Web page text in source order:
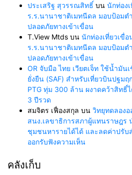
ประเสริฐ สุวรรณสิทธิ์ บน นักท่อง
ร.ร.นานาชาติเมทนีดล มอบป้อมต
ปลอดภัยทางเข้าเขื่อน
T.View Mtds บน นักท่องเที่ยวเขื่
ร.ร.นานาชาติเมทนีดล มอบป้อมต
ปลอดภัยทางเข้าเขื่อน
OR จับมือ ไทย เวียตเจ็ท ใช้น้ำมัน
ยั่งยืน (SAF) สำหรับเที่ยวบินปฐมฤ
PTG ทุ่ม 300 ล้าน ผงาดคว้าสิทธิ์ไ
3 ปีรวด
สมจิตร เฟื่องสกุล บน วิทยุทดลองอ
สนง.เลขาธิการสภาผู้แทนราษฎร
ชุมชนหารายได้ได้ และลดค่าปรั
ออกรับฟังความเห็น
คลังเก็บ